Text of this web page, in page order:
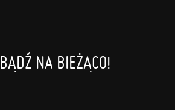
BĄDŹ NA BIEŻĄCO!